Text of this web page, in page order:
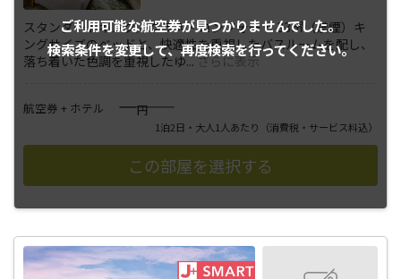
ご利用可能な航空券が見つかりませんでした。
検索条件を変更して、再度検索を行ってください。
スタンダードキング／クラス・コンフォート 33㎡（禁煙）キ
ングサイズのベッドと、快適性を重視したバスルームを配し、
落ち着いた色調を重視したゆ... さらに表示
航空券 + ホテル ――――円
1泊2日・大人1人あたり （消費税・サービス料込）